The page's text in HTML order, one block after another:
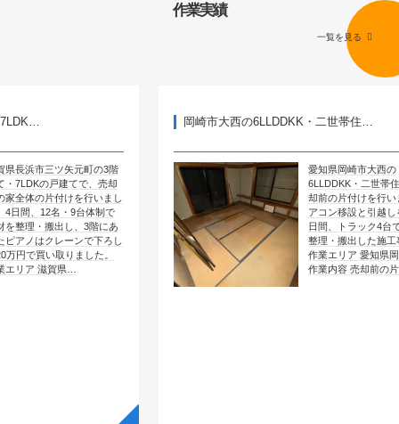
作業実績
一覧を見る
元町の3階
で、売却
を行いまし
9台体制で
、3階にあ
ンで下ろし
ました。
…
岡崎市大西の6LLDDKK・二世帯住…
愛知県岡崎市大西の
6LLDDKK・二世帯住宅で、売
却前の片付けを行いました。エ
アコン移設と引越しを含めて4
日間、トラック4台で全部屋を
整理・搬出した施工事例です。
作業エリア 愛知県岡崎市大西
作業内容 売却前の片付け …